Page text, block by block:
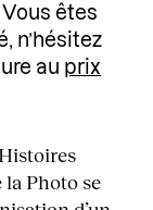
êtes
n’hésitez
au prix
Photo se